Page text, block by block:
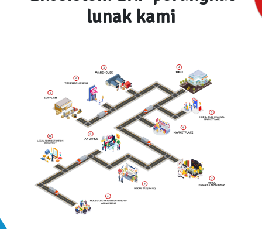
lunak kami